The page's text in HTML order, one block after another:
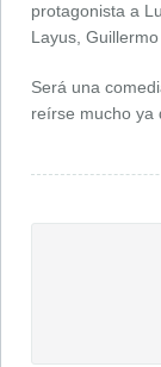
protagonista a
Layus,
Será una
reírse mucho ya